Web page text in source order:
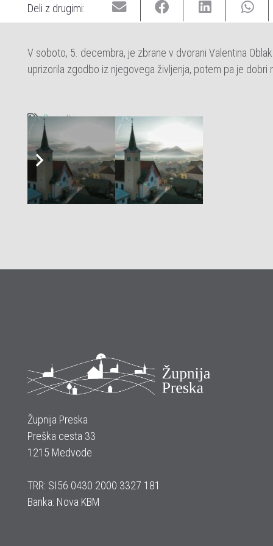
Deli z drugimi:
V soboto, 5. decembra, je zbrane v dvorani Valentina
uprizorila zgodbo iz njegovega življenja, potem pa je dobri
Dogodki
Župnija Preska
Preška cesta 33
1215 Medvode
TRR: SI56 0430 2000 3327 181
Banka: Nova KBM